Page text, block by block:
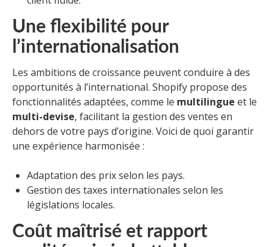
Une flexibilité pour
l’internationalisation
Les ambitions de croissance peuvent conduire à des
opportunités à l’international. Shopify propose des
fonctionnalités adaptées, comme le multilingue et le
multi-devise, facilitant la gestion des ventes en
dehors de votre pays d’origine. Voici de quoi garantir
une expérience harmonisée :
Adaptation des prix selon les pays.
Gestion des taxes internationales selon les
législations locales.
Coût maîtrisé et rapport